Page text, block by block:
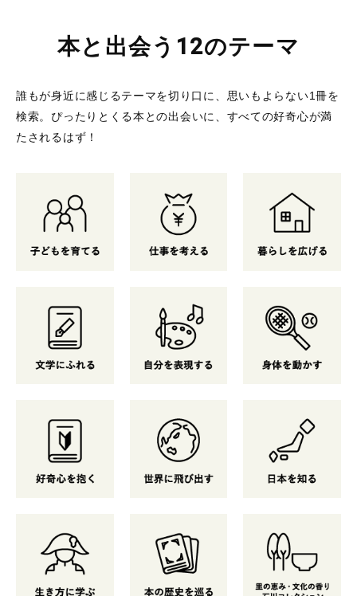
本と出会う12のテーマ
誰もが身近に感じるテーマを切り口に、思いもよらない1冊を
検索。 ぴったりとくる本との出会いに、すべての好奇心が満
たされるはず！